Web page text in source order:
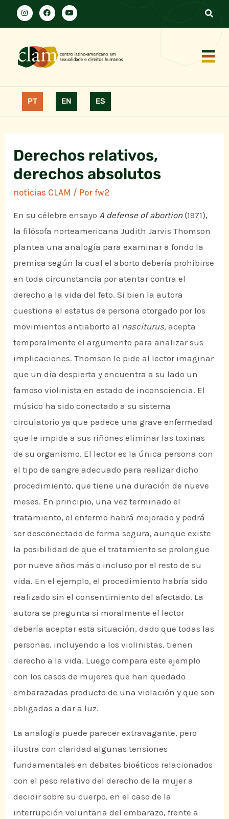
PT EN ES
Derechos relativos,
derechos absolutos
noticias CLAM / Porfw2
En su célebre ensayoA defense of abortion(1971),
la filósofa norteamericana Judith Jarvis Thomson
plantea una analogía para examinar a fondo la
premisa según la cual el aborto debería prohibirse
en toda circunstancia por atentar contra el
derecho a la vida del feto. Si bien la autora
cuestiona el estatus de persona otorgado por los
movimientos antiaborto al nasciturus, acepta
temporalmente el argumento para analizar sus
implicaciones. Thomson le pide al lector imaginar
que un día despierta y encuentra a su lado un
famoso violinista en estado de inconsciencia. El
músico ha sido conectado a su sistema
circulatorio ya que padece una grave enfermedad
que le impide a sus riñones eliminar las toxinas
de su organismo. El lector es la única persona con
el tipo de sangre adecuado para realizar dicho
procedimiento, que tiene una duración de nueve
meses. En principio, una vez terminado el
tratamiento, el enfermo habrá mejorado y podrá
ser desconectado de forma segura, aunque existe
la posibilidad de que el tratamiento se prolongue
por nueve años más o incluso por el resto de su
vida. En el ejemplo, el procedimiento habría sido
realizado sin el consentimiento del afectado. La
autora se pregunta si moralmente el lector
debería aceptar esta situación, dado que todas las
personas, incluyendo a los violinistas, tienen
derecho a la vida. Luego compara este ejemplo
con los casos de mujeres que han quedado
embarazadas producto de una violación y que son
obligadas a dar a luz.
La analogía puede parecer extravagante, pero
ilustra con claridad algunas tensiones
fundamentales en debates bioéticos relacionados
con el peso relativo del derecho de la mujer a
decidir sobre su cuerpo, en el caso de la
interrupción voluntaria del embarazo, frente a